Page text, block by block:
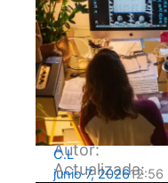
Autor:
C.L
Actualizada:
junio 7, 202612:56